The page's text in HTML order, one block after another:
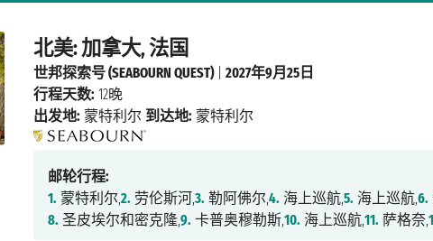
北美: 加拿大, 法国
世邦探索号 (SEABOURN QUEST)|2027年9月25日
行程天数: 12晚
出发地: 蒙特利尔 到达地: 蒙特利尔
邮轮行程:
1. 蒙特利尔,2. 劳伦斯河,3. 勒阿佛尔,4. 海上巡航,5. 海上巡航,6.
8. 圣皮埃尔和密克隆,9. 卡普奥穆勒斯,10. 海上巡航,11. 萨格奈,